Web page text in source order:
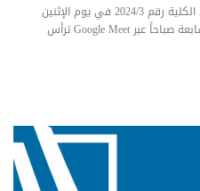
عقدت كلية الدراسات العليا إجتماع مجلس الكلية رقم 2024/3 في يوم الإثنين
الموافق 2024/12/23 في تمام الساعة السابعة صباحاً عبر Google Meet ترأس